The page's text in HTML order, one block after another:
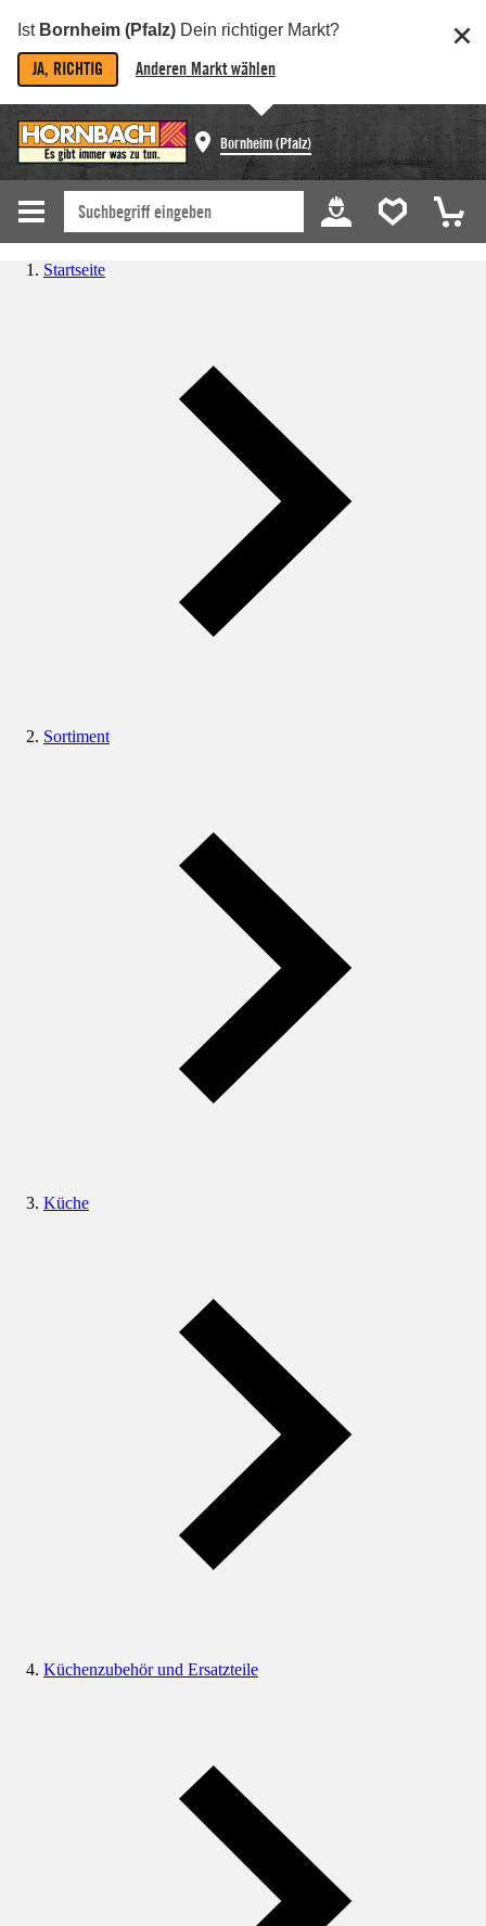
Ist Bornheim (Pfalz) Dein richtiger Markt?
JA, RICHTIG Anderen Markt wählen
Bornheim (Pfalz)
Startseite
Sortiment
Küche
Küchenzubehör und Ersatzteile